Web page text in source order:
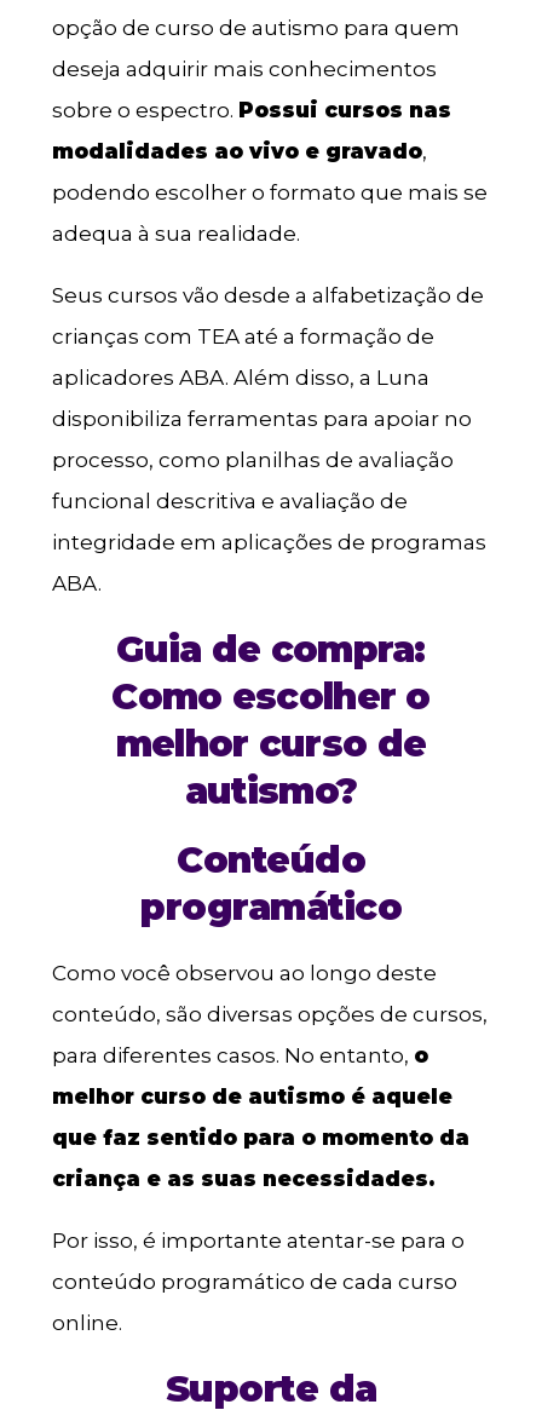
opção de curso de autismo para quem
deseja adquirir mais conhecimentos
sobre o espectro. Possui cursos nas
modalidades ao vivo e gravado,
podendo escolher o formato que mais se
adequa à sua realidade.
Seus cursos vão desde a alfabetização de
crianças com TEA até a formação de
aplicadores ABA. Além disso, a Luna
disponibiliza ferramentas para apoiar no
processo, como planilhas de avaliação
funcional descritiva e avaliação de
integridade em aplicações de programas
ABA.
Guia de compra:
Como escolher o
melhor curso de
autismo?
Conteúdo
programático
Como você observou ao longo deste
conteúdo, são diversas opções de cursos,
para diferentes casos. No entanto, o
melhor curso de autismo é aquele
que faz sentido para o momento da
criança e as suas necessidades.
Por isso, é importante atentar-se para o
conteúdo programático de cada curso
online.
Suporte da